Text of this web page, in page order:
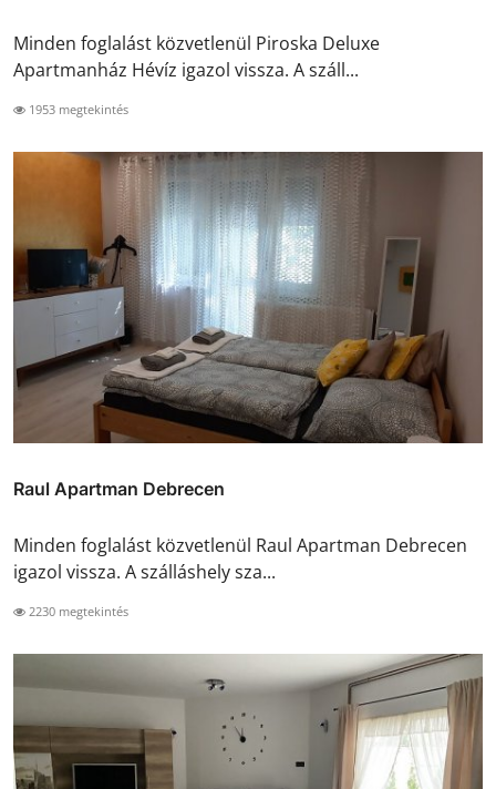
Minden foglalást közvetlenül Piroska Deluxe
Apartmanház Hévíz igazol vissza. A száll...
1953 megtekintés
Raul Apartman Debrecen
Minden foglalást közvetlenül Raul Apartman Debrecen
igazol vissza. A szálláshely sza...
2230 megtekintés